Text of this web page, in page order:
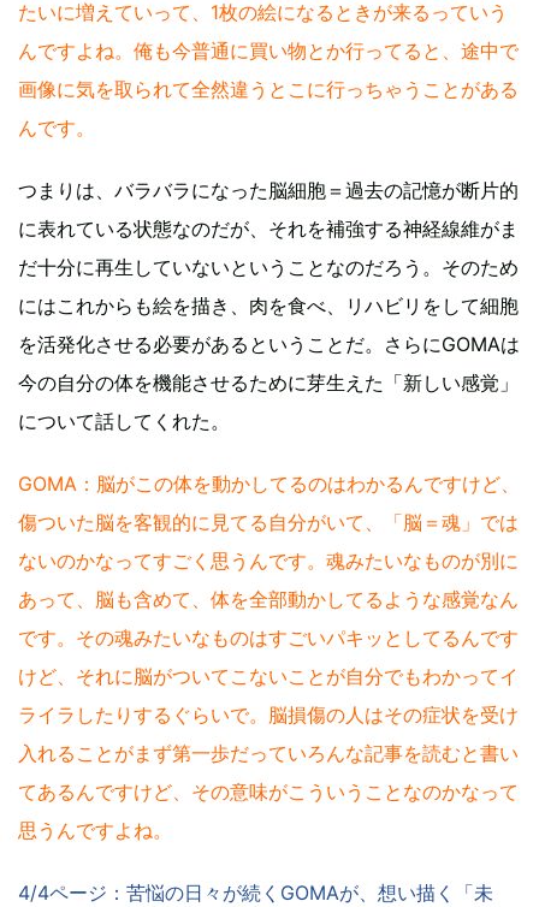
たいに増えていって、1枚の絵になるときが来るっていう
んですよね。俺も今普通に買い物とか行ってると、途中で
画像に気を取られて全然違うとこに行っちゃうことがある
んです。
つまりは、バラバラになった脳細胞＝過去の記憶が断片的
に表れている状態なのだが、それを補強する神経線維がま
だ十分に再生していないということなのだろう。そのため
にはこれからも絵を描き、肉を食べ、リハビリをして細胞
を活発化させる必要があるということだ。さらにGOMAは
今の自分の体を機能させるために芽生えた「新しい感覚」
について話してくれた。
GOMA：脳がこの体を動かしてるのはわかるんですけど、
傷ついた脳を客観的に見てる自分がいて、「脳＝魂」では
ないのかなってすごく思うんです。魂みたいなものが別に
あって、脳も含めて、体を全部動かしてるような感覚なん
です。その魂みたいなものはすごいパキッとしてるんです
けど、それに脳がついてこないことが自分でもわかってイ
ライラしたりするぐらいで。脳損傷の人はその症状を受け
入れることがまず第一歩だっていろんな記事を読むと書い
てあるんですけど、その意味がこういうことなのかなって
思うんですよね。
4/4ページ：苦悩の日々が続くGOMAが、想い描く「未